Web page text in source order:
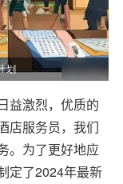
益激烈，优质的
店服务员，我们
。为了更好地应
定了2024年最新